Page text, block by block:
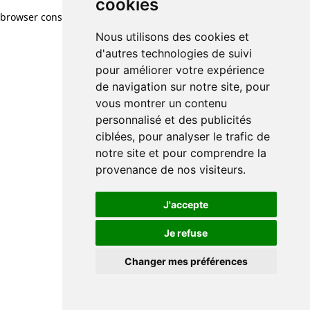
cookies
Nous utilisons des cookies et
d'autres technologies de suivi
pour améliorer votre expérience
de navigation sur notre site, pour
vous montrer un contenu
personnalisé et des publicités
ciblées, pour analyser le trafic de
notre site et pour comprendre la
provenance de nos visiteurs.
J'accepte
Je refuse
Changer mes préférences
browser console for more information)